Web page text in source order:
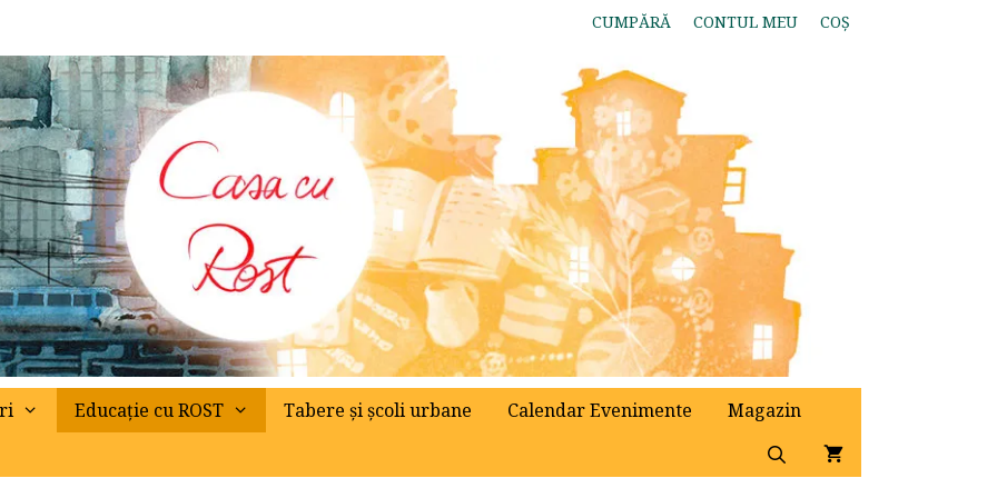
CUMPĂRĂ CONTUL MEU COȘ
Educație cu ROST Tabere și școli urbane Calendar Evenimente
Magazin